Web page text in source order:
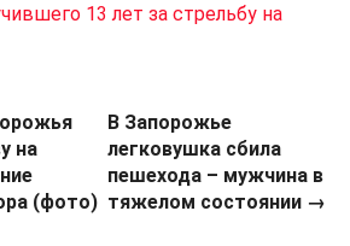
13 лет за стрельбу на
на
(фото)
В Запорожье
легковушка сбила
пешехода – мужчина в
тяжелом состоянии →